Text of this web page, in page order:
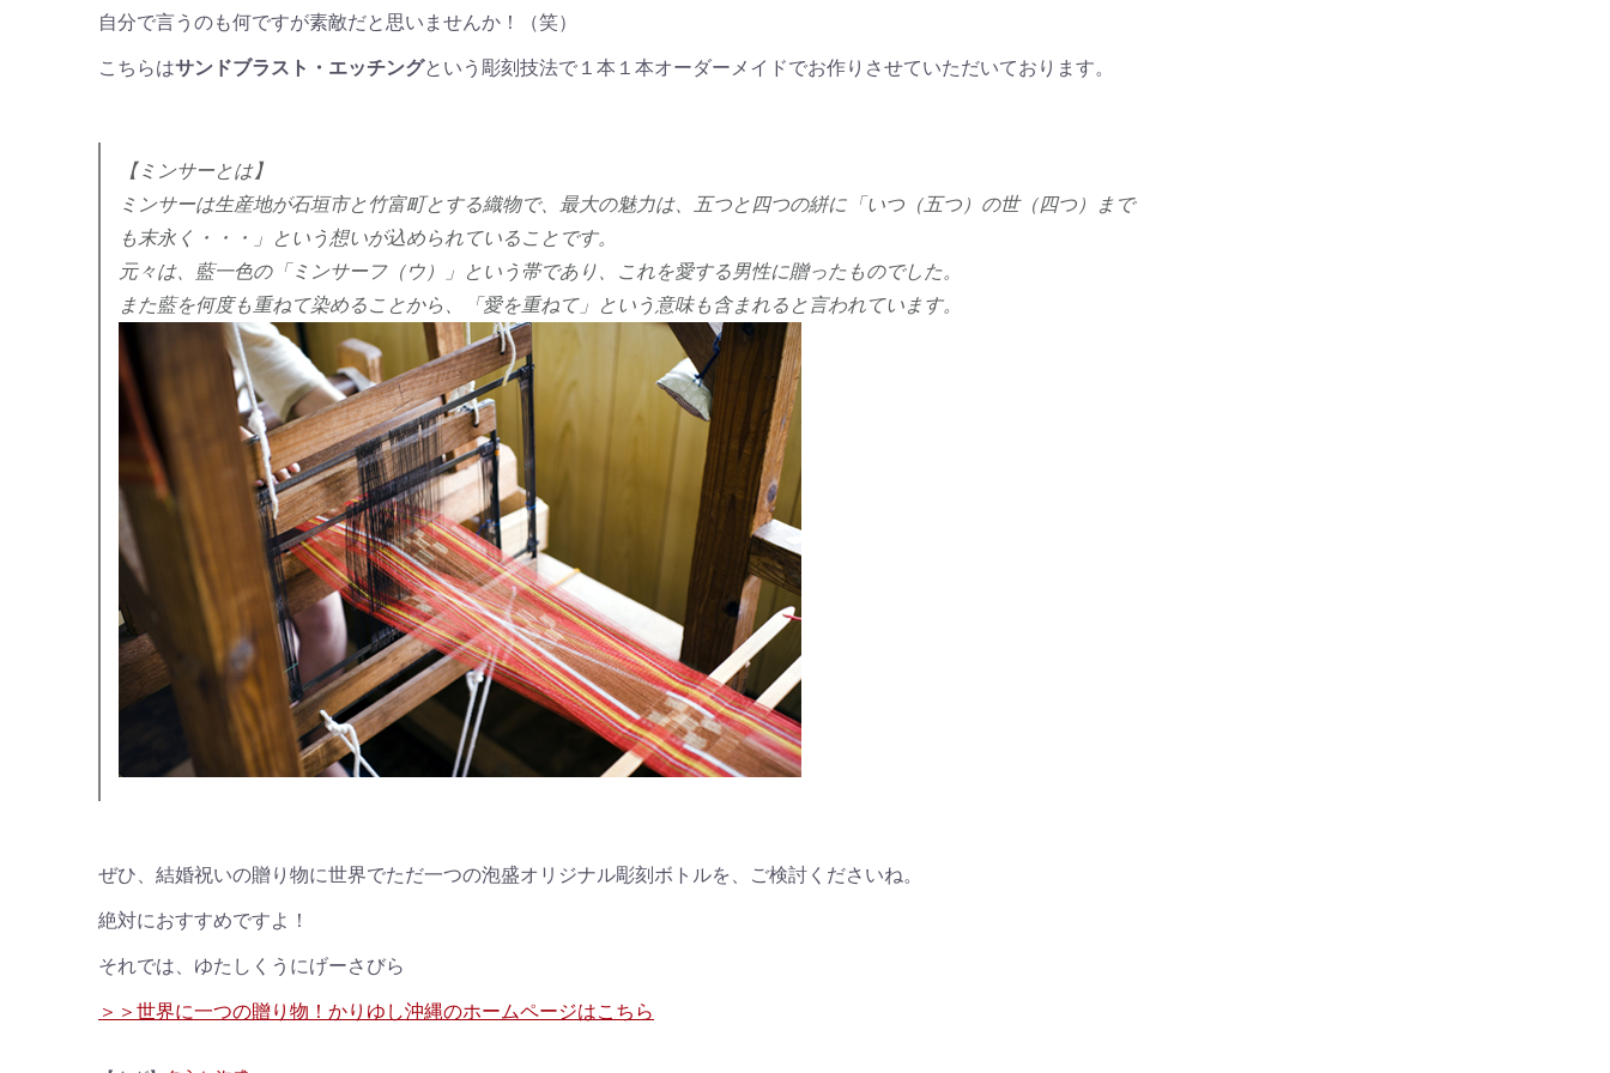
自分で言うのも何ですが素敵だと思いませんか！（笑）
こちらはサンドブラスト・エッチングという彫刻技法で１本１本オーダーメイドでお作りさせていただいております。
【ミンサーとは】
ミンサーは生産地が石垣市と竹富町とする織物で、最大の魅力は、五つと四つの絣に 「いつ（五つ）の世（四つ）まで
も末永く・・・ 」 という想いが込められていることです。
元々は、藍一色の「ミンサーフ（ウ）」という帯であり、これを愛する男性に贈ったものでした。
また藍を何度も重ねて染めることから、
「愛を重ねて」 という意味も含まれると言われています。
ぜひ、結婚祝いの贈り物に世界でただ一つの泡盛オリジナル彫刻ボトルを、ご検討くださいね。
絶対におすすめですよ！
それでは、ゆたしくうにげーさびら
＞＞世界に一つの贈り物！かりゆし沖縄のホームページはこちら